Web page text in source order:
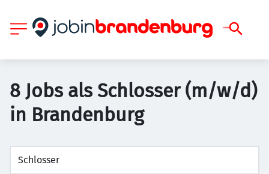
8 Jobs als Schlosser (m/w/d)
in Brandenburg